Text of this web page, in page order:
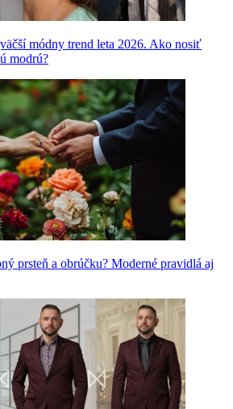
módny trend leta 2026. Ako nosiť
modrú?
prsteň a obrúčku? Moderné pravidlá aj